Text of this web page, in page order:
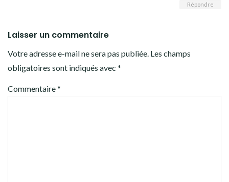
Répondre
Laisser un commentaire
Votre adresse e-mail ne sera pas publiée. Les champs
obligatoires sont indiqués avec *
Commentaire*